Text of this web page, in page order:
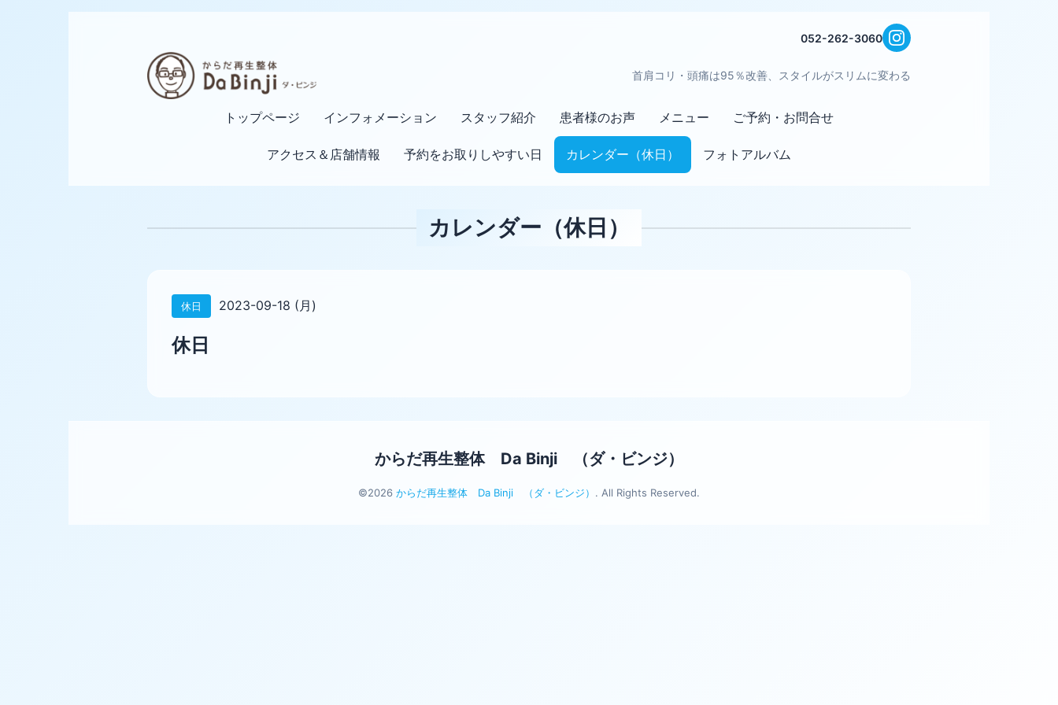
052-262-3060
首肩コリ・頭痛は95％改善、スタイルがスリムに変わる
トップページ インフォメーション スタッフ紹介 患者様のお声 メニュー ご予約・お問合せ
アクセス＆店舗情報 予約をお取りしやすい日 カレンダー（休日） フォトアルバム
カレンダー（休日）
休日 2023-09-18 (月)
休日
からだ再生整体 Da Binji （ダ・ビンジ）
©2026 からだ再生整体 Da Binji （ダ・ビンジ） . All Rights Reserved.